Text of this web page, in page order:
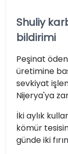
Shuliy
bildirimi
Peşinat
üretimine
sevkiyat
Nijerya'ya
İki aylık
kömür
günde iki